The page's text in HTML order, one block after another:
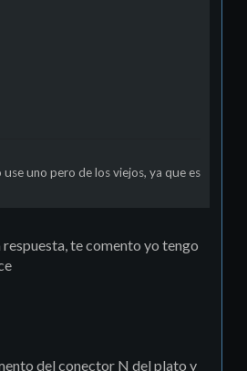
uno pero de los viejos, ya que es
te comento yo tengo
del conector N del plato y